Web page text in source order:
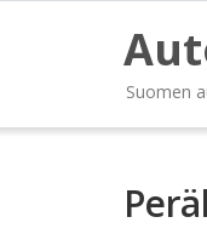
Suomen